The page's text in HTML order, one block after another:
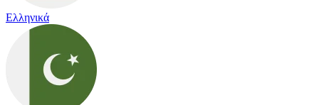
Ελληνικά